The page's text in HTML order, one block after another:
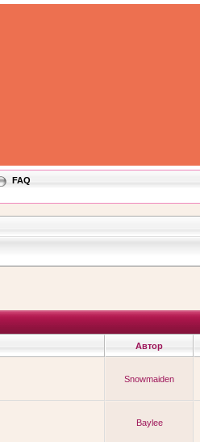
FAQ
Автор
Snowmaiden
Baylee